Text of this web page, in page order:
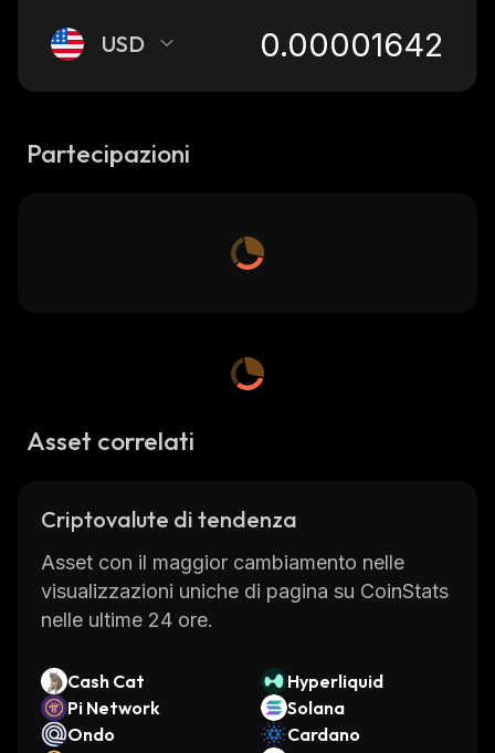
USD
Partecipazioni
Asset correlati
Criptovalute di tendenza
Asset con il maggior cambiamento nelle
visualizzazioni uniche di pagina su CoinStats
nelle ultime 24 ore.
Cash Cat
Hyperliquid
Pi Network
Solana
Ondo
Cardano